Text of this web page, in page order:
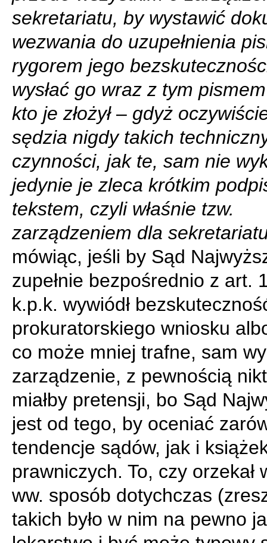
sekretariatu, by wystawić
wezwania do uzupełnienia
rygorem jego
wysłać go wraz z tym
kto je złożył– gdyż
sędzia nigdy takich
czynności, jak te, sam nie
jedynie je zleca krótkim
tekstem, czyli właśnie tzw.
zarządzeniem dla
mówiąc, jeśli by Sąd
zupełnie bezpośrednio z art.
k.p.k. wywiódł
prokuratorskiego wniosku
co może mniej trafne, sam
zarządzenie, z pewnością
miałby pretensji, bo Sąd
jest od tego, by oceniać
tendencje sądów, jak i
prawniczych. To, czy orzekał
ww. sposób dotychczas
takich było w nim na pewno